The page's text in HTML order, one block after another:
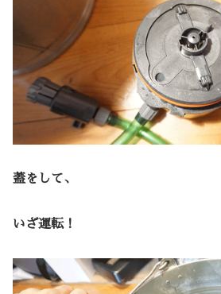
蓋をして、
いざ運転！